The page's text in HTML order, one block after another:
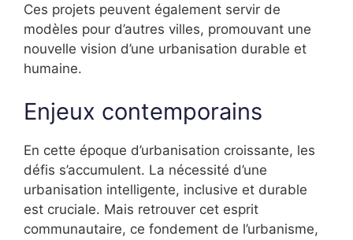
Ces projets peuvent également servir de
modèles pour d’autres villes, promouvant une
nouvelle vision d’une urbanisation durable et
humaine.
Enjeux contemporains
En cette époque d’urbanisation croissante, les
défis s’accumulent. La nécessité d’une
urbanisation intelligente, inclusive et durable
est cruciale. Mais retrouver cet esprit
communautaire, ce fondement de l’urbanisme,